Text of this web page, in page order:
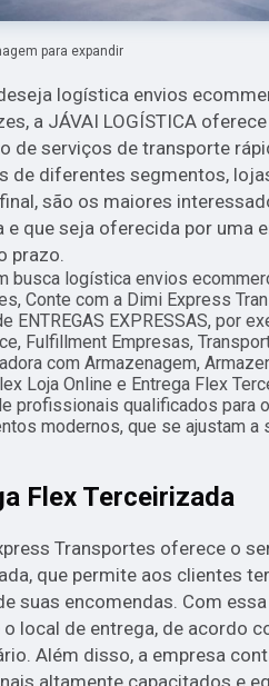
para expandir
logística envios
a JÁVAI LOGÍSTICA
de serviços de transporte
de diferentes segmentos,
são os maiores
e que seja oferecida por uma
prazo.
busca logística envios
Conte com a Dimi Express
ENTREGAS EXPRESSAS, por
Fulfillment Empresas,
com Armazenagem,
Loja Online e Entrega Flex
profissionais qualificados para
modernos, que se ajustam a
Flex Terceirizada
Transportes oferece o
que permite aos clientes
suas encomendas. Com
o local de entrega, de acordo
Além disso, a empresa
altamente capacitados e